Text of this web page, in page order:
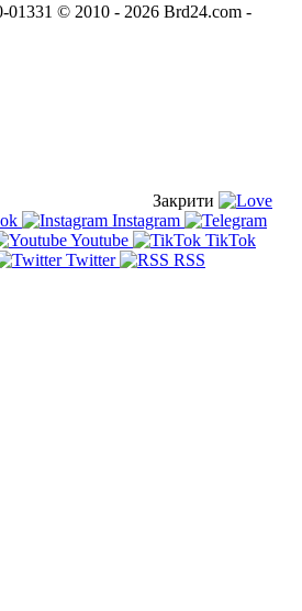
01331 © 2010 - 2026 Brd24.com -
Закрити
Instagram
Youtube
TikTok
Twitter RSS